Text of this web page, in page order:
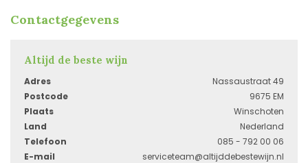
Contactgegevens
Altijd de beste wijn
Adres
Nassaustraat 49
Postcode
9675 EM
Plaats
Winschoten
Land
Nederland
Telefoon
085 - 792 00 06
E-mail
serviceteam@altijddebestewijn.nl